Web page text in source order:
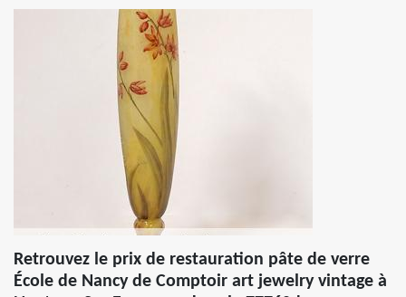
Retrouvez le prix de restauration pâte de verre
École de Nancy de Comptoir art jewelry vintage à